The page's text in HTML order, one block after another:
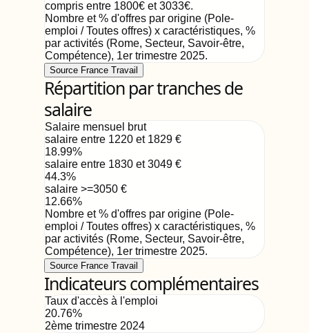
compris entre 1800€ et3033€.
Nombre et % d'offres par origine (Pole-
emploi / Toutes offres) x caractéristiques, %
par activités (Rome, Secteur, Savoir-être,
Compétence), 1er trimestre 2025.
Source France Travail
Répartition par tranches de
salaire
Salaire mensuel brut
salaire entre 1220 et 1829 €
18.99%
salaire entre 1830 et 3049 €
44.3%
salaire >=3050 €
12.66%
Nombre et % d'offres par origine (Pole-
emploi / Toutes offres) x caractéristiques, %
par activités (Rome, Secteur, Savoir-être,
Compétence), 1er trimestre 2025.
Source France Travail
Indicateurs complémentaires
Taux d'accès à l'emploi
20.76%
2ème trimestre 2024